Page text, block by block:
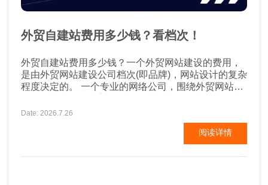
外贸自建站费用多少钱？看档次！
外贸自建站费用多少钱？一个外贸网站建设的费用，
是由外贸网站建设公司档次(即品牌)，网站设计的复杂
程度决定的。 一个专业的网络公司，围绕外贸网站建
程度、售后服务、域名注册、服务器租用等，都是外
贸网站建设公司要考虑的收费项目。网站建设费用从
几千元到十几万元不等。网站建设费用一般与功能要
致有四类...
Date: 2026.7.26
阅读详情